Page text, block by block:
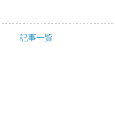
記事一覧